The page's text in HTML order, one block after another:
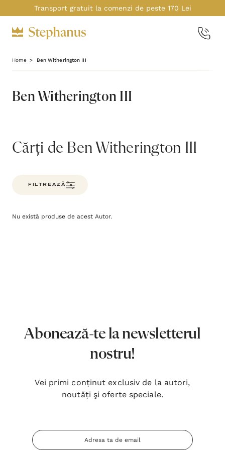
Transport gratuit la comenzi de peste 170 Lei
Home Ben Witherington III
Inima Omului
Ben Witherington III
Cărți de Ben Witherington III
FILTREAZĂ
Nu există produse de acest Autor.
Abonează-te la newsletterul
nostru!
Vei primi conținut exclusiv de la autori,
noutăți şi oferte speciale.
Adresa
Email